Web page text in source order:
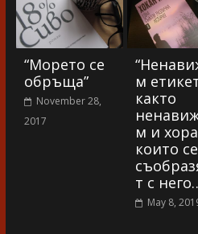
“Морето се
обръща”
November 28,
2017
м
както
м и
които се
т с
May 8,